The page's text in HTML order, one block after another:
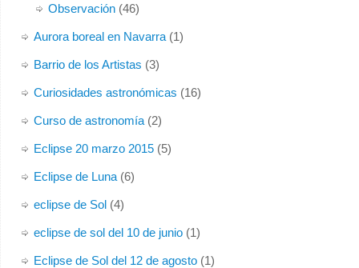
Observación(46)
Aurora boreal en Navarra(1)
Barrio de los Artistas (3)
Curiosidades astronómicas (16)
Curso de astronomía(2)
Eclipse 20 marzo 2015(5)
Eclipse de Luna(6)
eclipse de Sol(4)
eclipse de sol del 10 de junio(1)
Eclipse de Sol del 12 de agosto(1)